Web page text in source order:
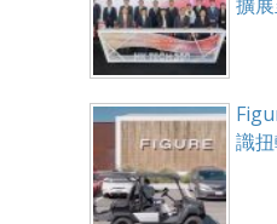
識